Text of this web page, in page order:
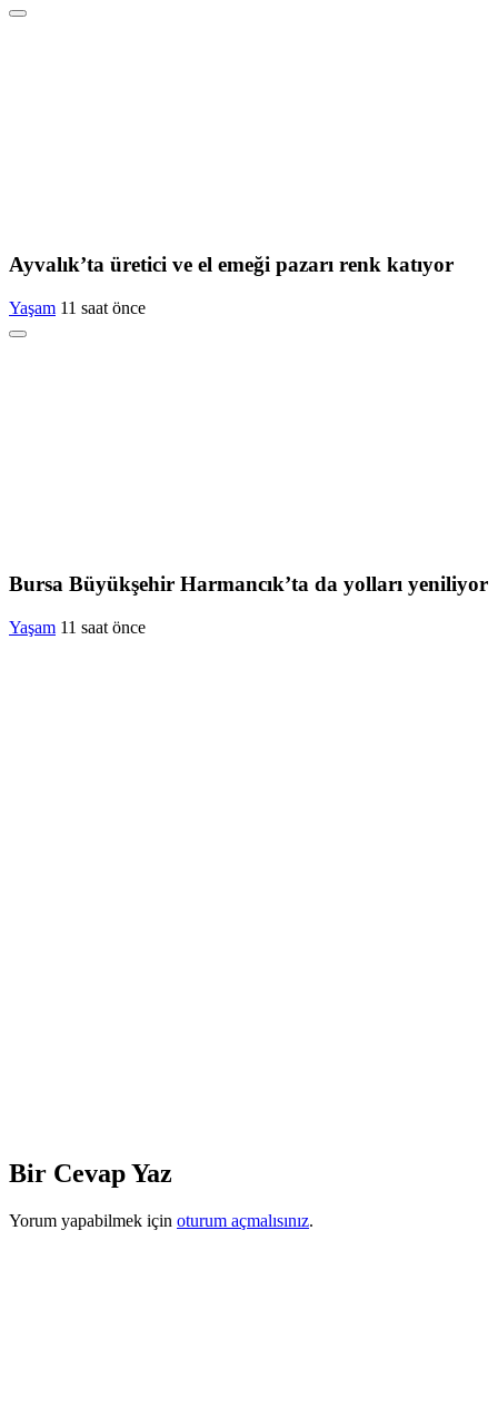
Ayvalık’ta üretici ve el emeği pazarı renk katıyor
Yaşam 11 saat önce
Bursa Büyükşehir Harmancık’ta da yolları yeniliyor
Yaşam 11 saat önce
Bir Cevap Yaz
Yorum yapabilmek için oturum açmalısınız.